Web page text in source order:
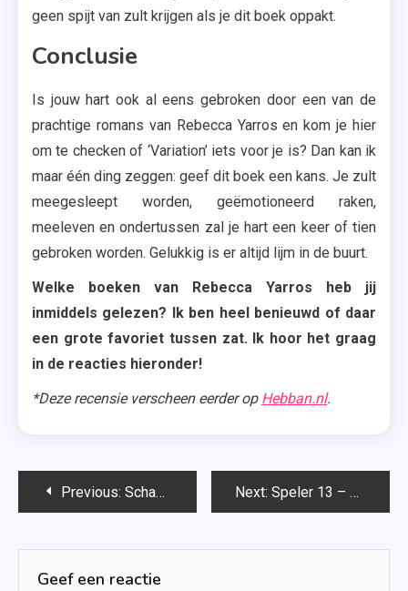
geen spijt van zult krijgen als je dit boek oppakt.
Conclusie
Is jouw hart ook al eens gebroken door een van de
prachtige romans van Rebecca Yarros en kom je hier
om te checken of ‘Variation’ iets voor je is? Dan kan ik
maar één ding zeggen: geef dit boek een kans. Je zult
meegesleept worden, geëmotioneerd raken,
meeleven en ondertussen zal je hart een keer of tien
gebroken worden. Gelukkig is er altijd lijm in de buurt.
Welke boeken van Rebecca Yarros heb jij
inmiddels gelezen? Ik ben heel benieuwd of daar
een grote favoriet tussen zat. Ik hoor het graag
in de reacties hieronder!
*Deze recensie verscheen eerder op Hebban.nl.
Bericht
Previous: Schaduwdorp (Achter de schermen #2) – Thysia Huisman Next: Speler 13 – Maren Stoffels
Geef een reactie